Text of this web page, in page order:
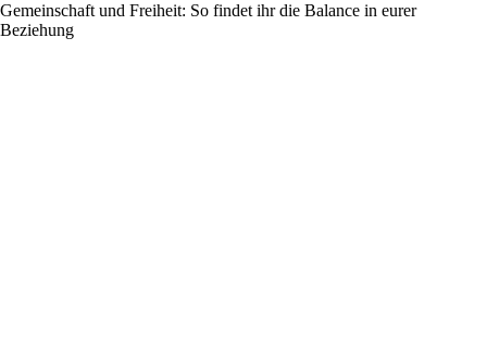
Gemeinschaft und Freiheit: So findet ihr die Balance in eurer
Beziehung